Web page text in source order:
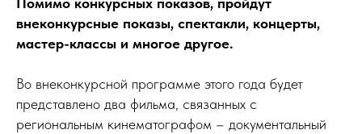
внеконкурсные показы, спектакли, концерты,
мастер-классы и многое другое.
Во внеконкурсной программе этого года будет
представлено два фильма, связанных с
региональным кинематографом – документальный